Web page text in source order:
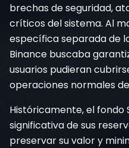
brechas de seguridad,
críticos del sistema. Al
específica separada de
Binance buscaba
usuarios pudieran
operaciones normales
Históricamente, el fondo
significativa de sus
preservar su valor y